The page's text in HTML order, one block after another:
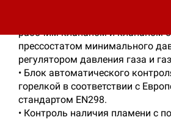
рабочим клапаном и клапаном
прессостатом минимального
регулятором давления газа и
• Блок автоматического
горелкой в соответствии с
стандартом EN298.
• Контроль наличия пламени с